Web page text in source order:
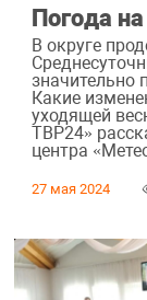
Погода
В округе
значительно
Какие
уходящей
ТВР24»
центра
27 мая 2024